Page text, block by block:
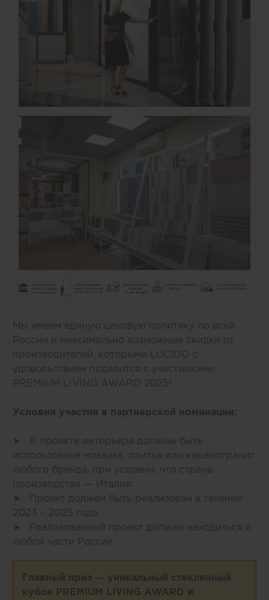
Мы имеем единую ценовую политику по всей
России и максимально возможные скидки от
производителей, которыми LUCIDO с
удовольствием поделится с участниками
PREMIUM LIVING AWARD 2025!
Условия участия в партнерской номинации:
➤ В проекте интерьера должны быть
использована мозаика, плитка или керамогранит
любого бренда, при условии, что страна
производства — Италия.
➤ Проект должен быть реализован в течение
2023 – 2025 года.
➤ Реализованный проект должен находиться в
любой части России.
Главный приз — уникальный стеклянный
кубок PREMIUM LIVING AWARD и